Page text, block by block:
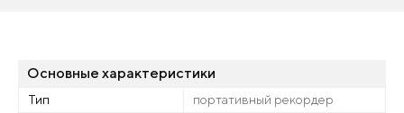
Основные характеристики
Тип портативный рекордер